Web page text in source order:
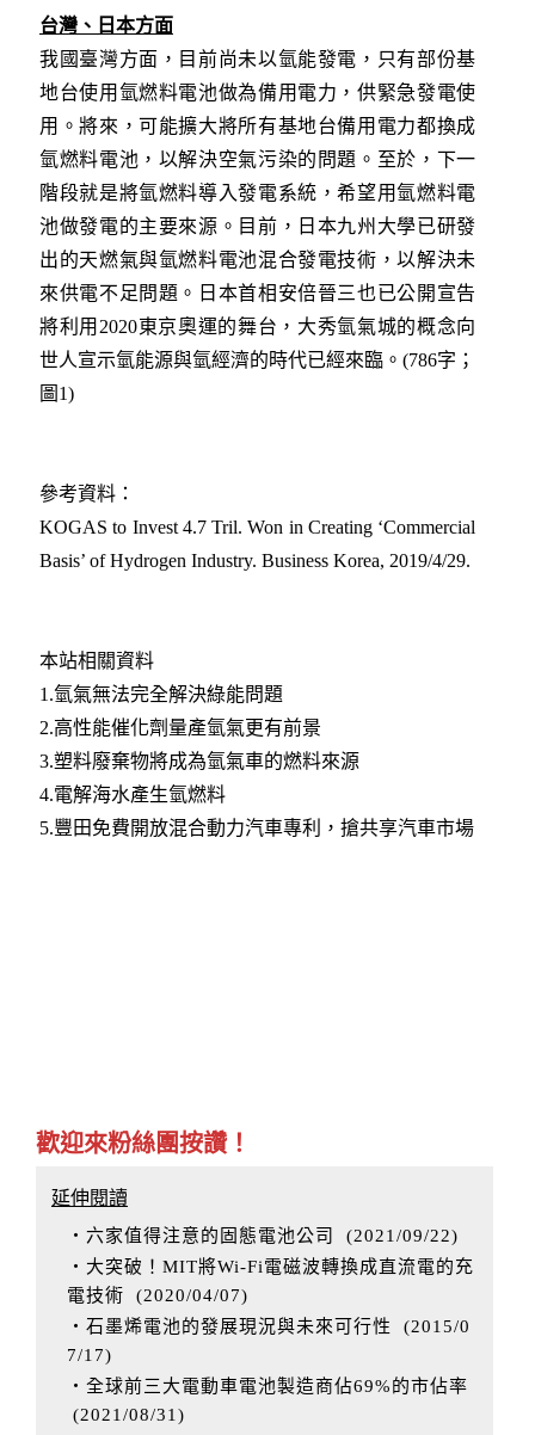
台灣、日本方面
我國臺灣方面，目前尚未以氫能發電，只有部份基
地台使用氫燃料電池做為備用電力，供緊急發電使
用。將來，可能擴大將所有基地台備用電力都換成
氫燃料電池，以解決空氣污染的問題。至於，下一
階段就是將氫燃料導入發電系統，希望用氫燃料電
池做發電的主要來源。目前，日本九州大學已研發
出的天燃氣與氫燃料電池混合發電技術，以解決未
來供電不足問題。日本首相安倍晉三也已公開宣告
將利用2020東京奧運的舞台，大秀氫氣城的概念向
世人宣示氫能源與氫經濟的時代已經來臨。(786字；
圖1)
參考資料：
KOGAS to Invest 4.7 Tril. Won in Creating ‘Commercial
Basis’ of Hydrogen Industry. Business Korea, 2019/4/29.
本站相關資料
1.氫氣無法完全解決綠能問題
2.高性能催化劑量產氫氣更有前景
3.塑料廢棄物將成為氫氣車的燃料來源
4.電解海水產生氫燃料
5.豐田免費開放混合動力汽車專利，搶共享汽車市場
歡迎來粉絲團按讚！
延伸閱讀
‧六家值得注意的固態電池公司 (2021/09/22)
‧大突破！MIT將Wi-Fi電磁波轉換成直流電的充
電技術 (2020/04/07)
‧石墨烯電池的發展現況與未來可行性
(2015/0
7/17)
‧全球前三大電動車電池製造商佔69%的市佔率
(2021/08/31)